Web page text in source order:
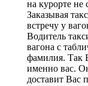
на курорте не
Заказывая
встречу у
Водитель
вагона с
фамилия. Так
именно вас.
доставит Вас